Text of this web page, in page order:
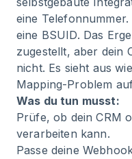
eine
eine BSUID. Das
zugestellt, aber dein
nicht. Es sieht aus
Mapping-Problem
Was du tun musst:
Prüfe, ob dein CRM
verarbeiten kann.
Passe deine